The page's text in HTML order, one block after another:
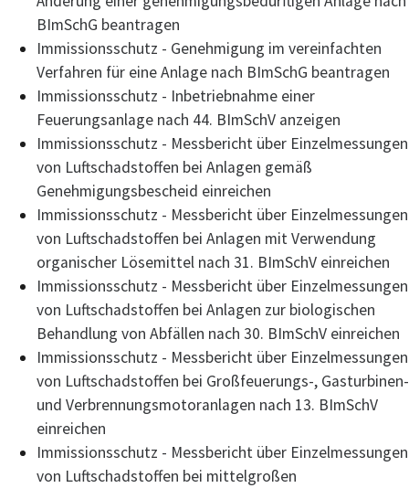
BImSchG beantragen
Immissionsschutz - Genehmigung im vereinfachten
Verfahren für eine Anlage nach BImSchG beantragen
Immissionsschutz - Inbetriebnahme einer
Feuerungsanlage nach 44. BImSchV anzeigen
Immissionsschutz - Messbericht über Einzelmessungen
von Luftschadstoffen bei Anlagen gemäß
Genehmigungsbescheid einreichen
Immissionsschutz - Messbericht über Einzelmessungen
von Luftschadstoffen bei Anlagen mit Verwendung
organischer Lösemittel nach 31. BImSchV einreichen
Immissionsschutz - Messbericht über Einzelmessungen
von Luftschadstoffen bei Anlagen zur biologischen
Behandlung von Abfällen nach 30. BImSchV einreichen
Immissionsschutz - Messbericht über Einzelmessungen
von Luftschadstoffen bei Großfeuerungs-, Gasturbinen-
und Verbrennungsmotoranlagen nach 13. BImSchV
einreichen
Immissionsschutz - Messbericht über Einzelmessungen
von Luftschadstoffen bei mittelgroßen